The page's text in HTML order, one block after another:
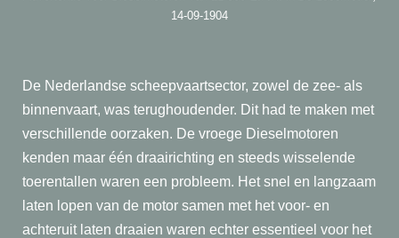
14-09-1904
De Nederlandse scheepvaartsector, zowel de zee- als
binnenvaart, was terughoudender. Dit had te maken met
verschillende oorzaken. De vroege Dieselmotoren
kenden maar één draairichting en steeds wisselende
toerentallen waren een probleem. Het snel en langzaam
laten lopen van de motor samen met het voor- en
achteruit laten draaien waren echter essentieel voor het